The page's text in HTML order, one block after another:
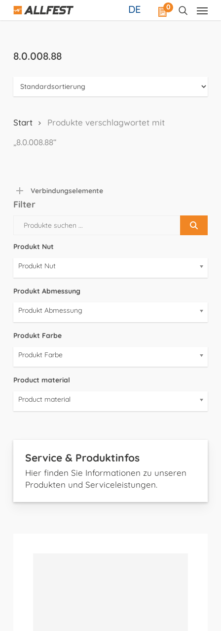
Skip
0
DE
8.0.008.88
Start
Produkte verschlagwortet mit
„8.0.008.88“
Verbindungselemente
Filter
Produkt Nut
Produkt Nut
Produkt Abmessung
Produkt Abmessung
Produkt Farbe
Produkt Farbe
Product material
Product material
Service & Produktinfos
Hier finden Sie Informationen zu unseren
Produkten und Serviceleistungen.